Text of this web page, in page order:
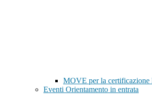
MOVE per la certificazione
Eventi Orientamento in entrata